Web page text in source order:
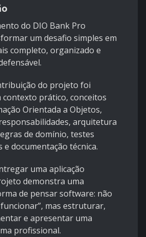
do DIO Bank Pro
um desafio simples em
completo, organizado e
do projeto foi
contexto prático, conceitos
Orientada a Objetos,
arquitetura
de domínio, testes
documentação técnica.
uma aplicação
demonstra uma
de pensar software: não
mas estruturar,
e apresentar uma
profissional.